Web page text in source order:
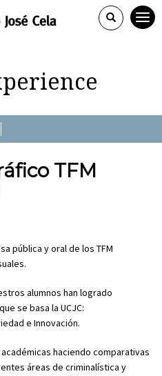
TFM
pública y oral de los TFM
alumnos han logrado
se basa la UCJC:
e Innovación.
haciendo comparativas
áreas de criminalística y